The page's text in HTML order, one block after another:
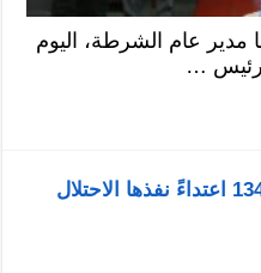
مدير عام الشرطة، اليوم
رئيس …
مقاومة الجدار والاستيطان : 1344 اعتداءً نفذها الاحتلال